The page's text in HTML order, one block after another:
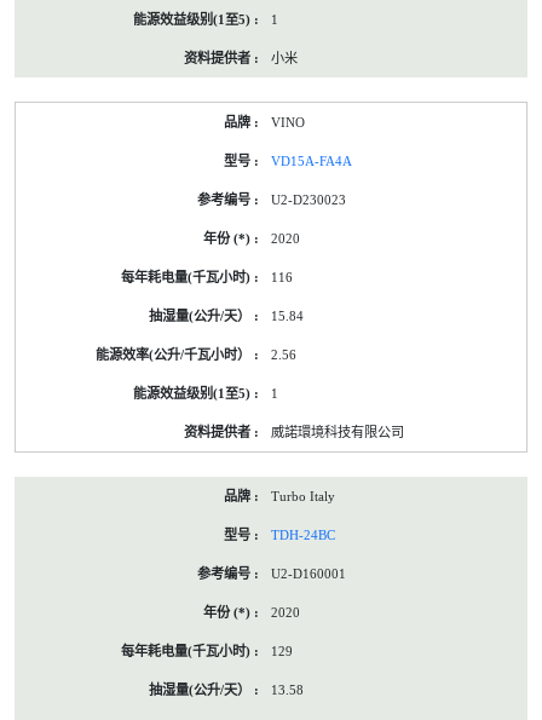
1
小米
VINO
VD15A-FA4A
U2-D230023
2020
116
15.84
2.56
1
威諾環境科技有限公司
Turbo Italy
TDH-24BC
U2-D160001
2020
129
13.58